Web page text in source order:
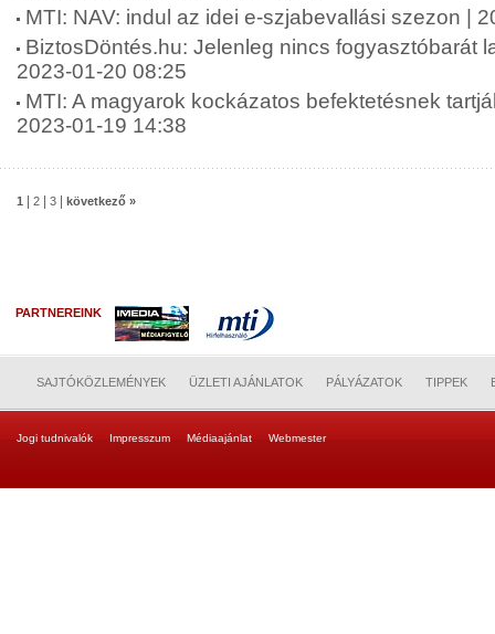
MTI: NAV: indul az idei e-szjabevallási szezon |
BiztosDöntés.hu: Jelenleg nincs fogyasztóbarát
2023-01-20 08:25
MTI: A magyarok kockázatos befektetésnek
2023-01-19 14:38
1 2 3 következő »
PARTNEREINK
SAJTÓKÖZLEMÉNYEK ÜZLETI AJÁNLATOK PÁLYÁZATOK TIPPEK
Jogi tudnivalók Impresszum Médiaajánlat Webmester